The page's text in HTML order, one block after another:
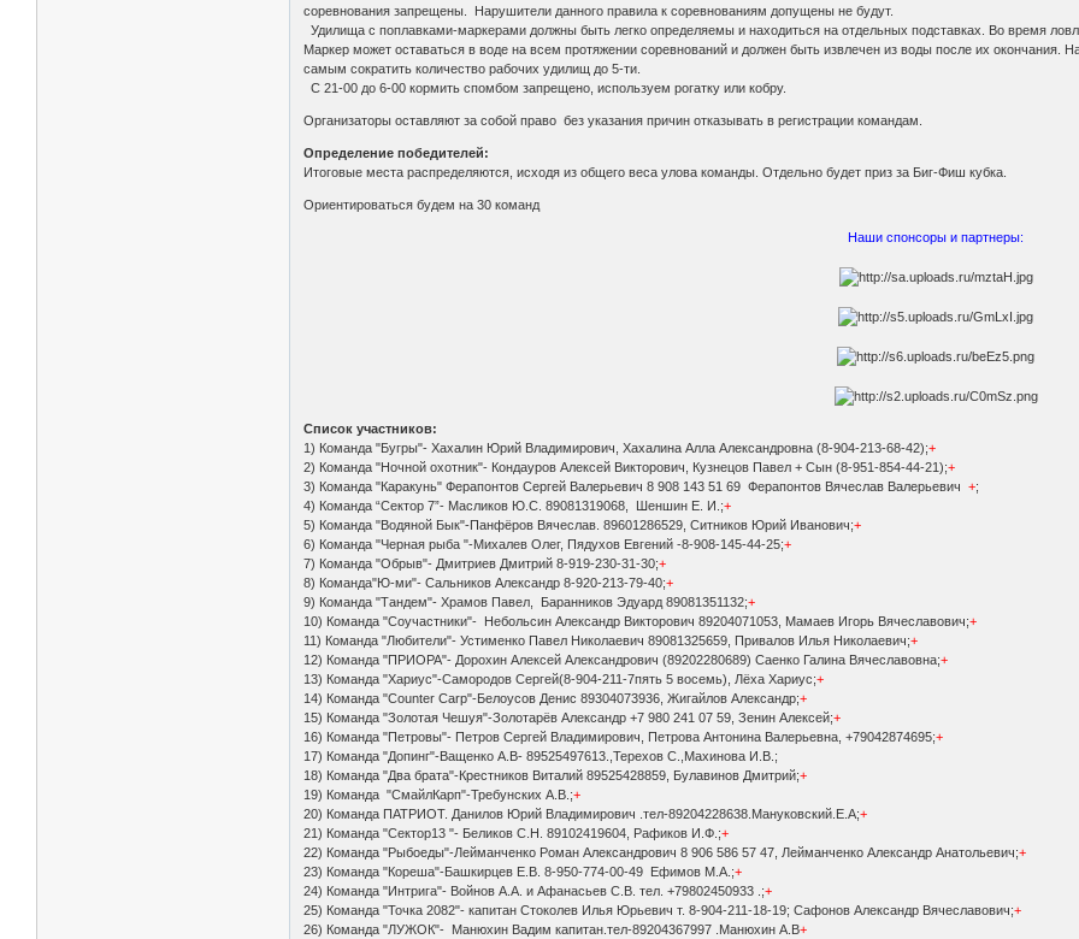
соревнования запрещены. Нарушители данного правила к соревнованиям допущены не будут.
Удилища с поплавками-маркерами должны быть легко определяемы и находиться на отдельных подставках. Во время
Маркер может оставаться в воде на всем протяжении соревнований и должен быть извлечен из воды после их окончания.
самым сократить количество рабочих удилищ до 5-ти.
С 21-00 до 6-00 кормить спомбом запрещено, используем рогатку или кобру.
Организаторы оставляют за собой право без указания причин отказывать в регистрации командам.
Определение победителей:
Итоговые места распределяются, исходя из общего веса улова команды. Отдельно будет приз за Биг-Фиш кубка.
Ориентироваться будем на 30 команд
Наши спонсоры и партнеры:
Список участников:
1) Команда "Бугры"- Хахалин Юрий Владимирович, Хахалина Алла Александровна (8-904-213-68-42);+
2) Команда "Ночной охотник"- Кондауров Алексей Викторович, Кузнецов Павел + Сын (8-951-854-44-21);+
3) Команда "Каракунь" Ферапонтов Сергей Валерьевич 8 908 143 51 69 Ферапонтов Вячеслав Валерьевич+;
4) Команда “Сектор 7”- Масликов Ю.С. 89081319068, Шеншин Е. И.;+
5) Команда "Водяной Бык"-Панфёров Вячеслав. 89601286529, Ситников Юрий Иванович;+
6) Команда "Черная рыба "-Михалев Олег, Пядухов Евгений -8-908-145-44-25;+
7) Команда "Обрыв"- Дмитриев Дмитрий 8-919-230-31-30;+
8) Команда"Ю-ми"- Сальников Александр 8-920-213-79-40;+
9) Команда "Тандем"- Храмов Павел, Баранников Эдуард 89081351132;+
10) Команда "Соучастники"- Небольсин Александр Викторович 89204071053, Мамаев Игорь Вячеславович;+
11) Команда "Любители"- Устименко Павел Николаевич 89081325659, Привалов Илья Николаевич;+
12) Команда "ПРИОРА"- Дорохин Алексей Александрович (89202280689) Саенко Галина Вячеславовна;+
13) Команда "Хариус"-Самородов Сергей(8-904-211-7пять 5 восемь), Лёха Хариус;+
14) Команда "Counter Carp"-Белоусов Денис 89304073936, Жигайлов Александр;+
15) Команда "Золотая Чешуя"-Золотарёв Александр +7 980 241 07 59, Зенин Алексей;+
16) Команда "Петровы"- Петров Сергей Владимирович, Петрова Антонина Валерьевна, +79042874695;+
17) Команда "Допинг"-Ващенко А.В- 89525497613.,Терехов С.,Махинова И.В.;
18) Команда "Два брата"-Крестников Виталий 89525428859, Булавинов Дмитрий;+
19) Команда "СмайлКарп"-Требунских А.В.;+
20) Команда ПАТРИОТ. Данилов Юрий Владимирович .тел-89204228638.Мануковский.Е.А;+
21) Команда "Сектор13 "- Беликов С.Н. 89102419604, Рафиков И.Ф.;+
22) Команда "Рыбоеды"-Лейманченко Роман Александрович 8 906 586 57 47, Лейманченко Александр Анатольевич;+
23) Команда "Кореша"-Башкирцев Е.В. 8-950-774-00-49 Ефимов М.А.;+
24) Команда "Интрига"- Войнов А.А. и Афанасьев С.В. тел. +79802450933 .;+
25) Команда "Точка 2082"- капитан Стоколев Илья Юрьевич т. 8-904-211-18-19; Сафонов Александр Вячеславович;+
26) Команда "ЛУЖОК"- Манюхин Вадим капитан.тел-89204367997 .Манюхин А.В+